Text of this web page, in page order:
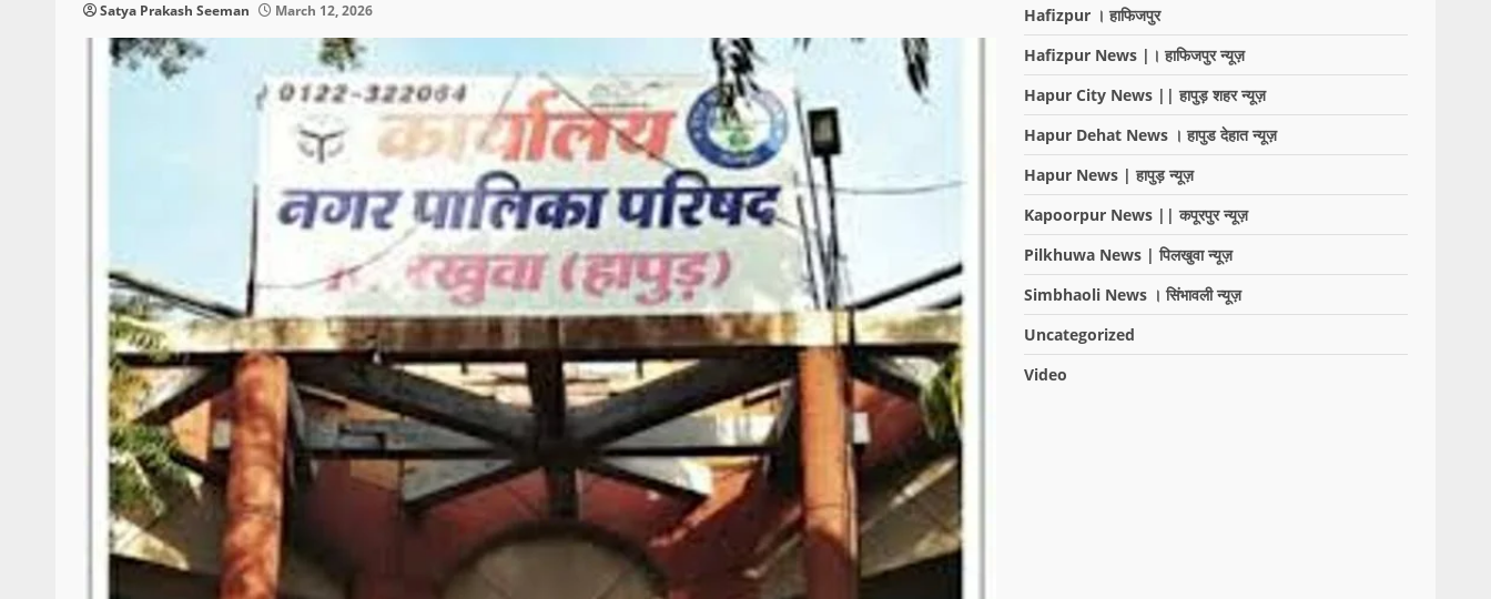
Satya Prakash Seeman March 12, 2026
Hafizpur । हाफिजपुर
Hafizpur News |। हाफिजपुर न्यूज़
Hapur City News || हापुड़ शहर न्यूज़
Hapur Dehat News । हापुड देहात न्यूज़
Hapur News | हापुड़ न्यूज़
Kapoorpur News || कपूरपुर न्यूज़
Pilkhuwa News | पिलखुवा न्यूज़
Simbhaoli News । सिंभावली न्यूज़
Uncategorized
Video